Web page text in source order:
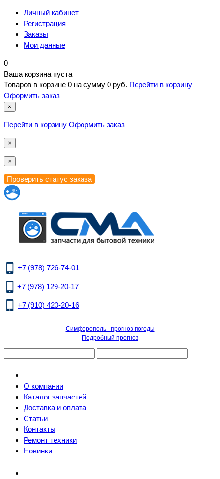
Личный кабинет
Регистрация
Заказы
Мои данные
0
Ваша корзина пуста
Товаров в корзине 0 на сумму 0 руб. Перейти в корзину
Оформить заказ
×
Перейти в корзину Оформить заказ
×
×
+7 (978) 726-74-01
+7 (978) 129-20-17
+7 (910) 420-20-16
Симферополь - прогноз погоды
Подробный прогноз
О компании
Каталог запчастей
Доставка и оплата
Статьи
Контакты
Ремонт техники
Новинки